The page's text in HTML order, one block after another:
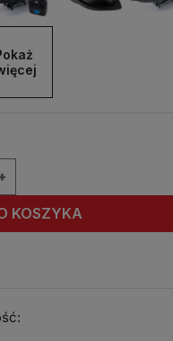
KOSZYKA